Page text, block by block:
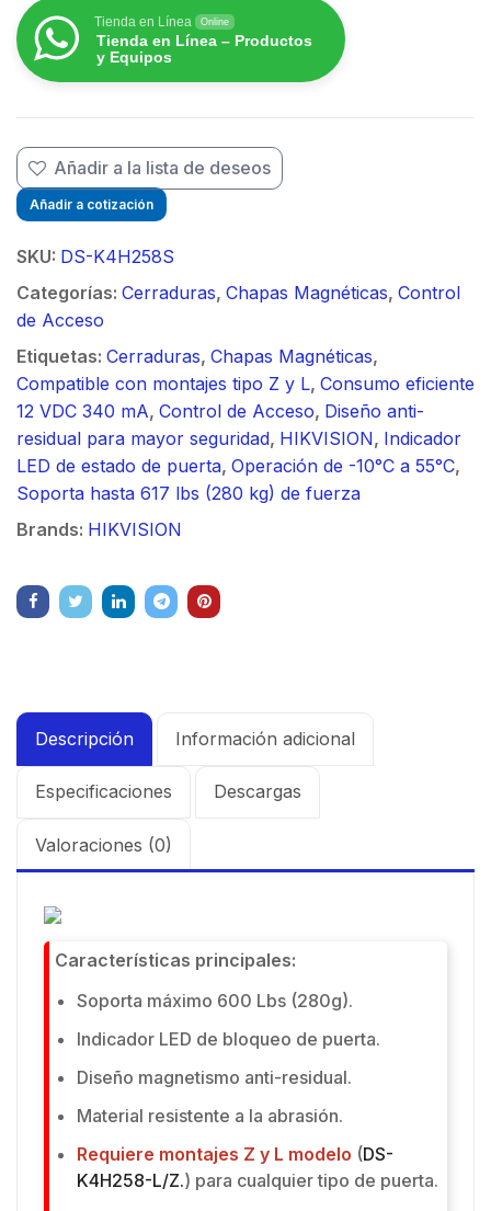
Tienda en Línea Online
Tienda en Línea – Productos
y Equipos
Añadir a la lista de deseos
Añadir a cotización
SKU: DS-K4H258S
Categorías: Cerraduras, Chapas Magnéticas, Control
de Acceso
Etiquetas: Cerraduras, Chapas Magnéticas,
Compatible con montajes tipo Z y L, Consumo eficiente
12 VDC 340 mA, Control de Acceso, Diseño anti-
residual para mayor seguridad, HIKVISION, Indicador
LED de estado de puerta, Operación de -10°C a 55°C,
Soporta hasta 617 lbs (280 kg) de fuerza
Brands: HIKVISION
Descripción Información adicional
Especificaciones Descargas
Valoraciones (0)
Características principales:
Soporta máximo 600 Lbs (280g).
Indicador LED de bloqueo de puerta.
Diseño magnetismo anti-residual.
Material resistente a la abrasión.
Requiere montajes Z y L modelo (DS-
K4H258-L/Z.) para cualquier tipo de puerta.